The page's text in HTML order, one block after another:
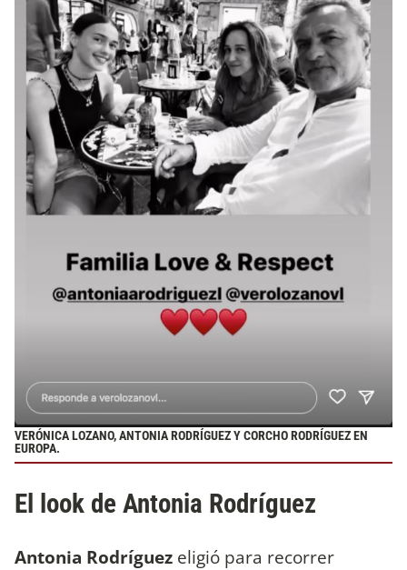
VERÓNICA LOZANO, ANTONIA RODRÍGUEZ Y CORCHO RODRÍGUEZ EN
EUROPA.
El look de Antonia Rodríguez
Antonia Rodríguez eligió para recorrer